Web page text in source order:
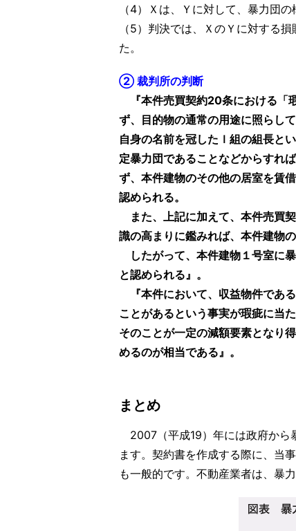
（4）Ｘは、Ｙに対して、暴力団
（5）判決では、ＸのＹに対する
た。
② 裁判所の判断
『本件売買契約20条における
ず、目的物の通常の用途に照らし
自身の名前を冠したｌ組の組長と
定暴力団であることなどからすれ
ず、本件建物のその他の居室を賃
認められる。
また、上記に加えて、本件売買
識の高まりに鑑みれば、本件建物
したがって、本件建物１号室に
と認められる』。
『本件において、収益物件であ
ことがあるという事実が瑕疵に当
そのことが一定の減額要素となり
めるのが相当である』。
まとめ
2007（平成19）年には政府から
ます。契約書を作成する際に、当
も一般的です。不動産業者は、暴